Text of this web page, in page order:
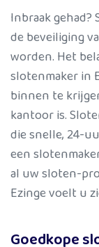
Inbraak gehad?
de beveiliging
worden. Het
slotenmaker in
binnen te
kantoor is.
die snelle, 24-
een
al uw sloten-
Ezinge voelt u
Goedkope